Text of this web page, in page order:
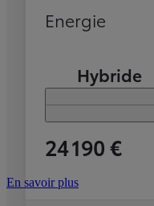
Energie
Hybride
24 190 €
En savoir plus